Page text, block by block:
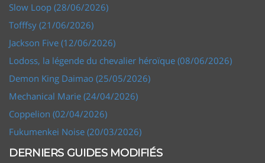
Slow Loop (28/06/2026)
Tofffsy (21/06/2026)
Jackson Five (12/06/2026)
Lodoss, la légende du chevalier héroïque (08/06/2026)
Demon King Daimao (25/05/2026)
Mechanical Marie (24/04/2026)
Coppelion (02/04/2026)
Fukumenkei Noise (20/03/2026)
DERNIERS GUIDES MODIFIÉS